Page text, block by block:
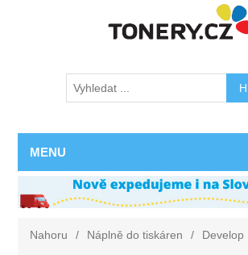
MENU
Nahoru / Náplně do tiskáren / Develop